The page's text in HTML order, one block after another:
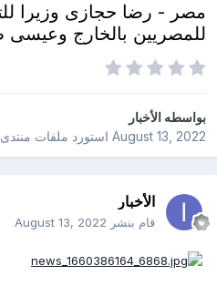
مصر - رضا حجازى وزيرا
للمصريين بالخارج وعيسى
بواسطهالأخبار
August 13, 2022استورد ملفات
الأخبار
قام بنشر August 13, 2022